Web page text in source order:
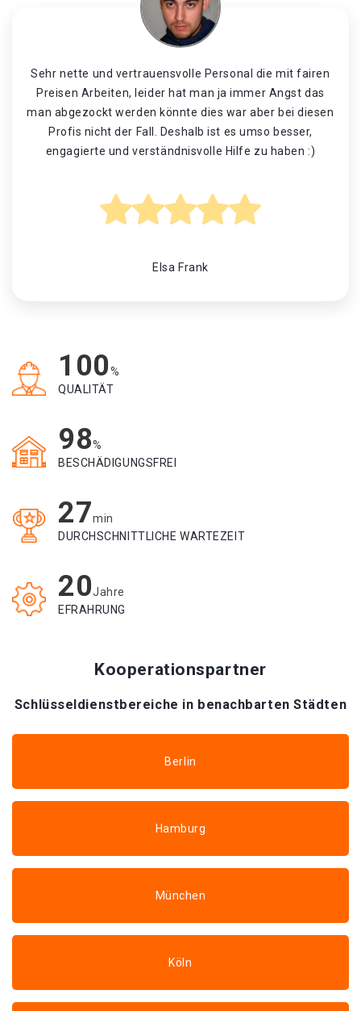
Sehr nette und vertrauensvolle Personal die mit fairen
Preisen Arbeiten, leider hat man ja immer Angst das
man abgezockt werden könnte dies war aber bei diesen
Profis nicht der Fall. Deshalb ist es umso besser,
engagierte und verständnisvolle Hilfe zu haben :)
Elsa Frank
100%
QUALITÄT
98%
BESCHÄDIGUNGSFREI
27min
DURCHSCHNITTLICHE WARTEZEIT
20Jahre
EFRAHRUNG
Kooperationspartner
Schlüsseldienstbereiche in benachbarten Städten
Berlin
Hamburg
München
Köln